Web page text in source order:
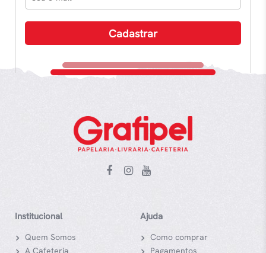
Institucional
Quem Somos
A Cafeteria
Ajuda
Como comprar
Pagamentos